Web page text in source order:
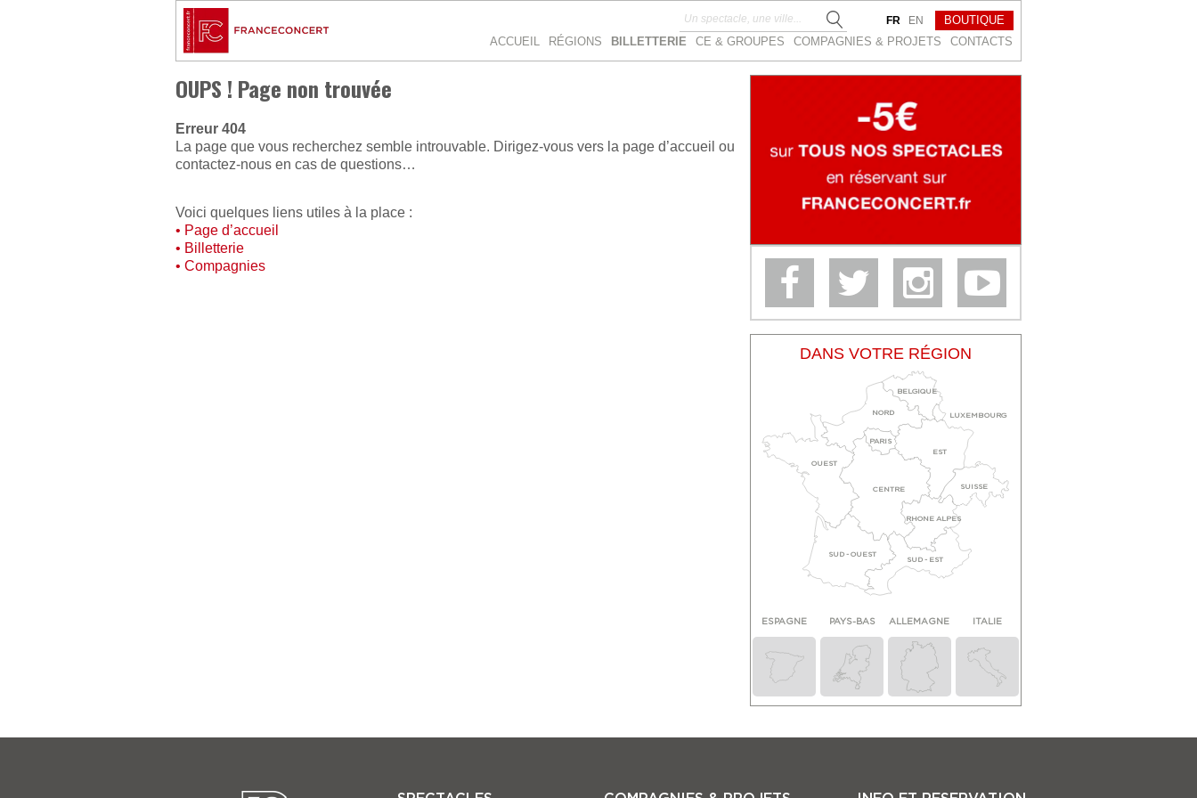
ACCUEIL RÉGIONS BILLETTERIE CE & GROUPES COMPAGNIES & PROJETS CONTACTS
FR EN BOUTIQUE
DANS VOTRE RÉGION
BELGIQUE
LUXEMBOURG
NORD
OUEST
EST
PARIS
SUD - OUEST
CENTRE
RHONE ALPES
SUD - EST
SUISSE
ESPAGNE PAYS-BAS ALLEMAGNE ITALIE
OUPS ! Page non trouvée
Erreur 404
La page que vous recherchez semble introuvable. Dirigez-vous vers la page d’accueil ou
contactez-nous en cas de questions…
Voici quelques liens utiles à la place :
• Page d’accueil
• Billetterie
• Compagnies